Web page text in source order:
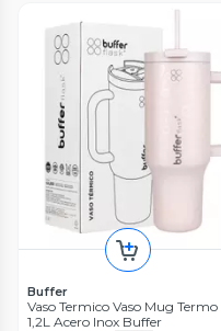
Buffer
Vaso Termico Vaso Mug Termo
1,2L Acero Inox Buffer